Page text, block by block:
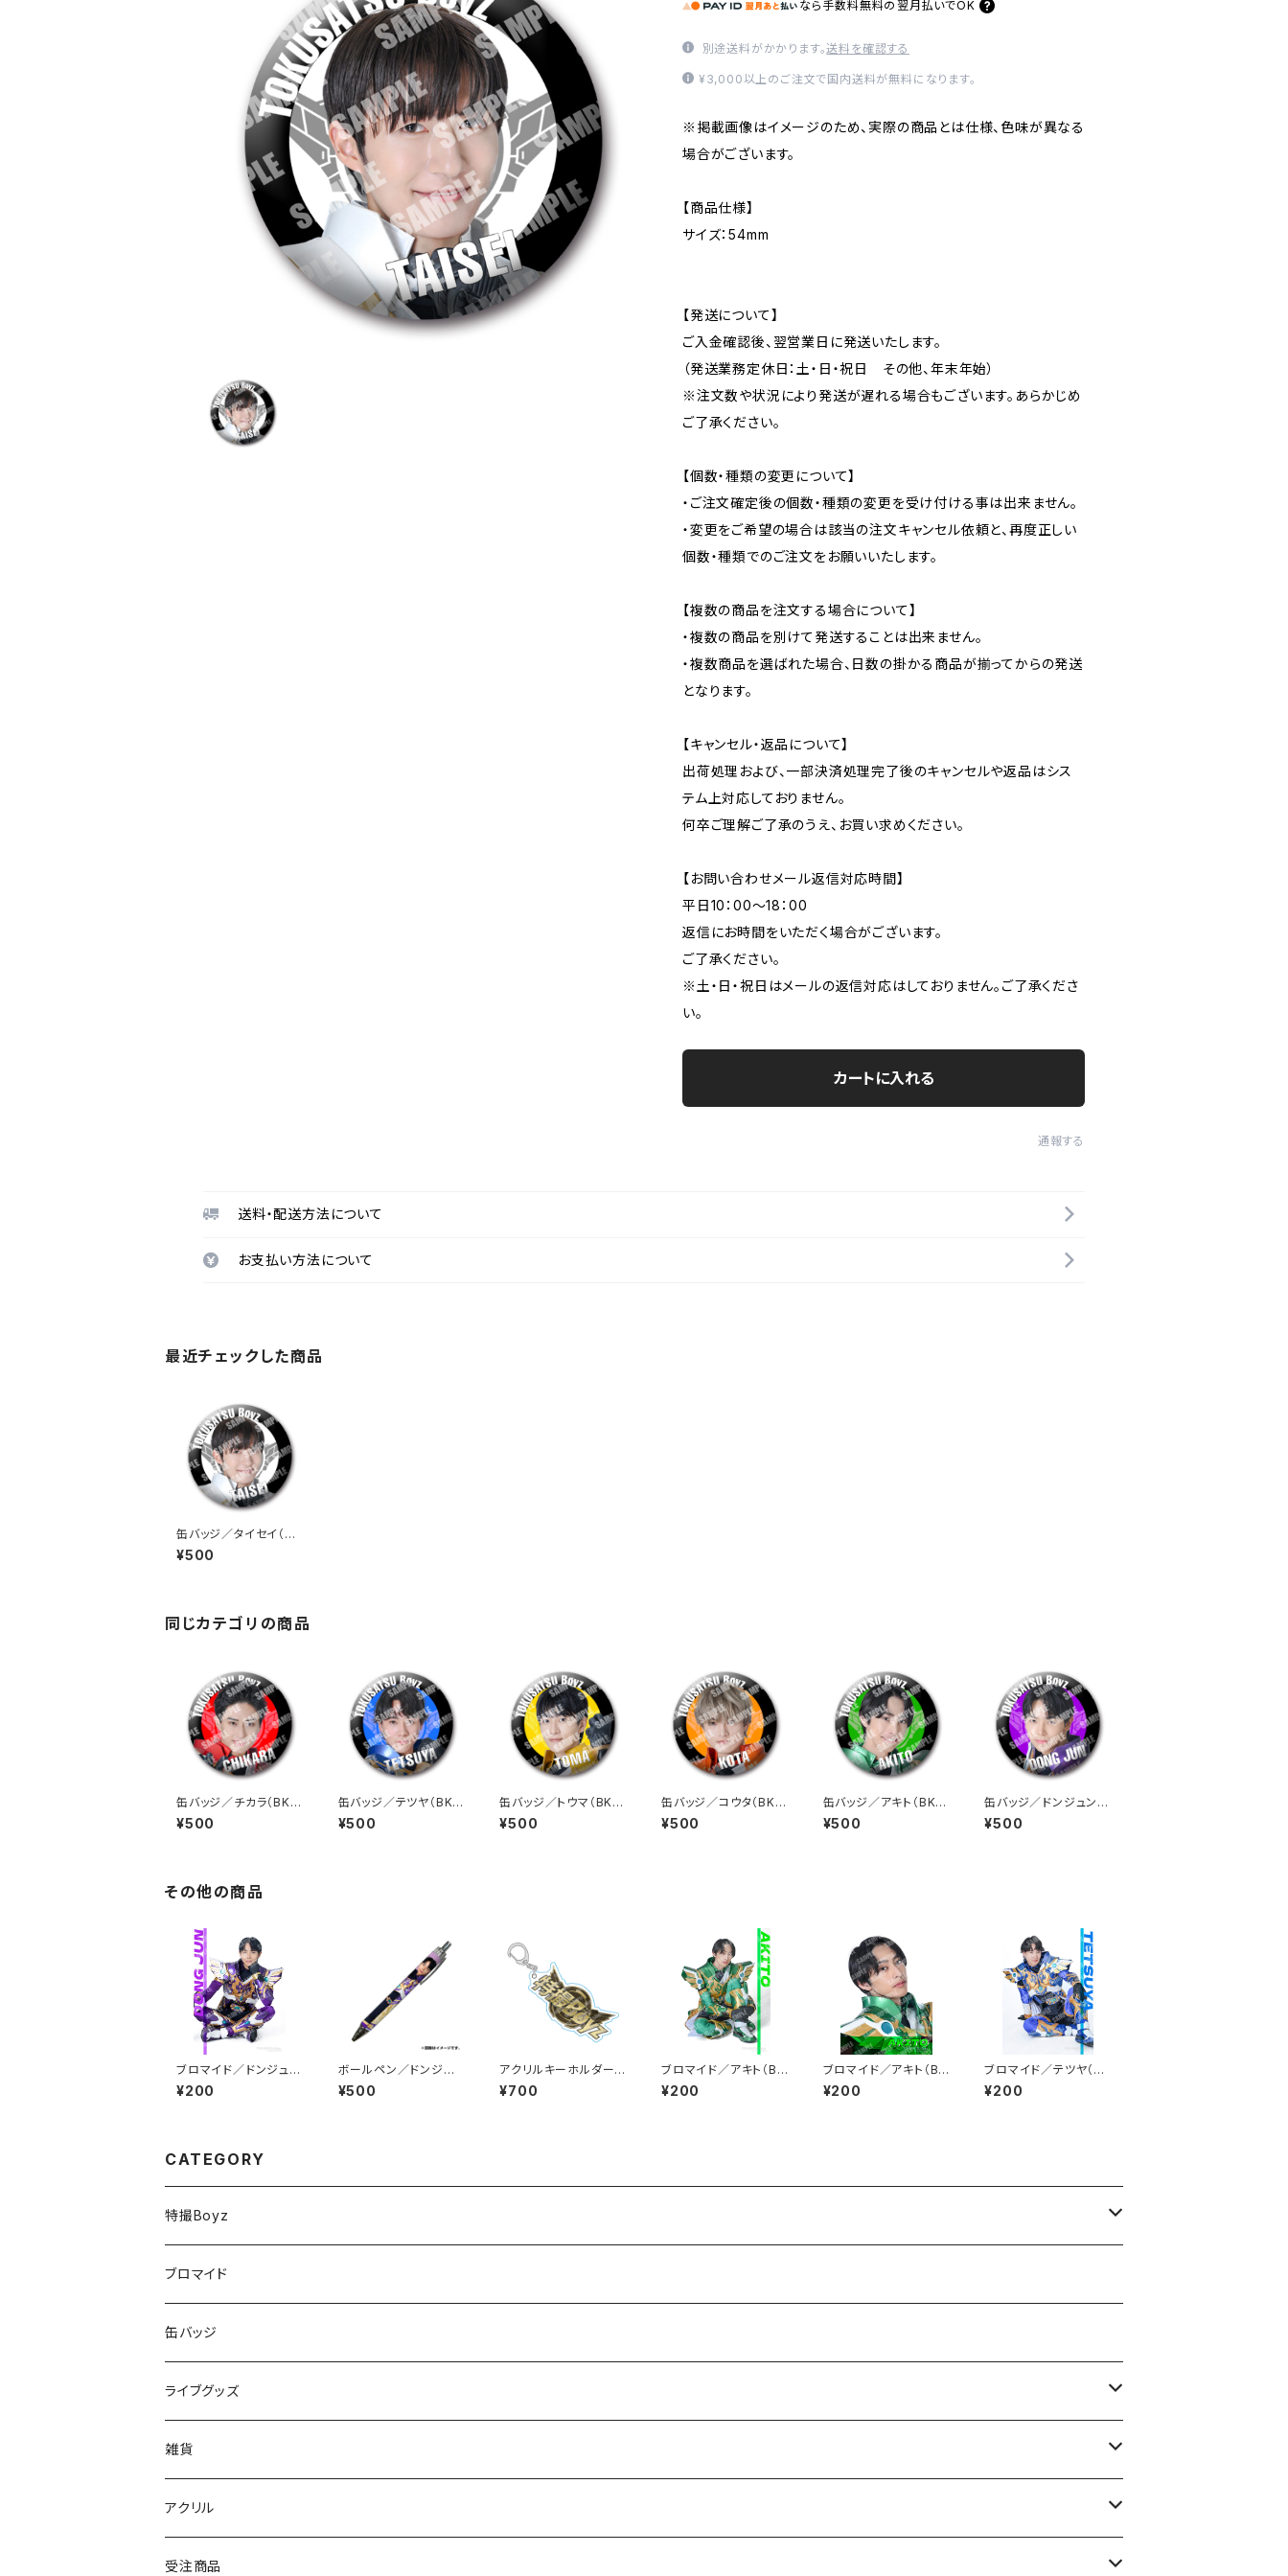
なら 手数料無料の 翌月払いでOK
別途送料がかかります。送料を確認する
¥3,000以上のご注文で国内送料が無料になります。
※掲載画像はイメージのため、実際の商品とは仕様、色味が異なる
場合がございます。
【商品仕様】
サイズ：54mm
【発送について】
ご入金確認後、翌営業日に発送いたします。
（発送業務定休日：土・日・祝日 その他、年末年始）
※注文数や状況により発送が遅れる場合もございます。あらかじめ
ご了承ください。
【個数・種類の変更について】
・ご注文確定後の個数・種類の変更を受け付ける事は出来ません。
・変更をご希望の場合は該当の注文キャンセル依頼と、再度正しい
個数・種類でのご注文をお願いいたします。
【複数の商品を注文する場合について】
・複数の商品を別けて発送することは出来ません。
・複数商品を選ばれた場合、日数の掛かる商品が揃ってからの発送
となります。
【キャンセル・返品について】
出荷処理および、一部決済処理完了後のキャンセルや返品はシス
テム上対応しておりません。
何卒ご理解ご了承のうえ、お買い求めください。
【お問い合わせメール返信対応時間】
平日10：00～18：00
返信にお時間をいただく場合がございます。
ご了承ください。
※土・日・祝日はメールの返信対応はしておりません。ご了承くださ
い。
カートに入れる
通報する
送料・配送方法について
お支払い方法について
最近チェックした商品
缶バッジ／タイセイ（BK
W-01）
¥500
同じカテゴリの商品
缶バッジ／チカラ（BKR
-01）
¥500
缶バッジ／テツヤ（BKB
-01）
¥500
缶バッジ／トウマ（BKY-
01）
¥500
缶バッジ／コウタ（BKO
-01）
¥500
缶バッジ／アキト（BKG
-01）
¥500
缶バッジ／ドンジュン
（BKP-01）
¥500
その他の商品
ブロマイド／ドンジュン
（BBP-02）
¥200
ボールペン／ドンジュ
ン（BZP-01）
¥500
アクリルキーホルダー
／特撮Boyz（BAKT-0
1）
¥700
ブロマイド／アキト（BB
G-02）
¥200
ブロマイド／アキト（BB
G-01）
¥200
ブロマイド／テツヤ（BB
B-02）
¥200
CATEGORY
特撮Boyz
チカラ
テツヤ
トウマ
コウタ
タイセイ
アキト
ブロマイド
缶バッジ
ライブグッズ
マフラータオル
雑貨
ボールペン
アクリル
キーホルダー
受注商品